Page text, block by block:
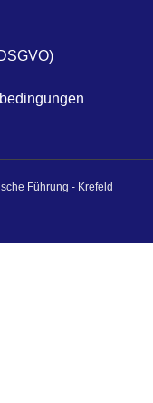
Führung - Krefeld